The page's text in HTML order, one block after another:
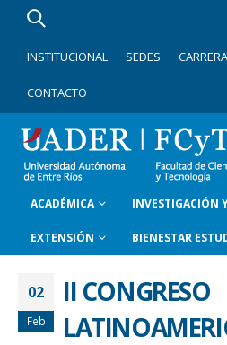
INSTITUCIONAL SEDES
CONTACTO
ACADÉMICA INVESTIGACIÓN
EXTENSIÓN BIENESTAR
02
Feb
II CONGRESO